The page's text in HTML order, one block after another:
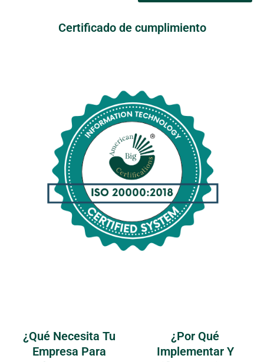
Certificado de cumplimiento
¿Qué Necesita Tu
Empresa Para
¿Por Qué
Implementar Y